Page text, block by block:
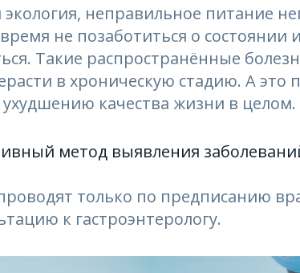
экология, неправильное питание
не позаботиться о состоянии
Такие распространённые
в хроническую стадию. А
качества жизни в целом.
метод выявления
только по предписанию
к гастроэнтерологу.